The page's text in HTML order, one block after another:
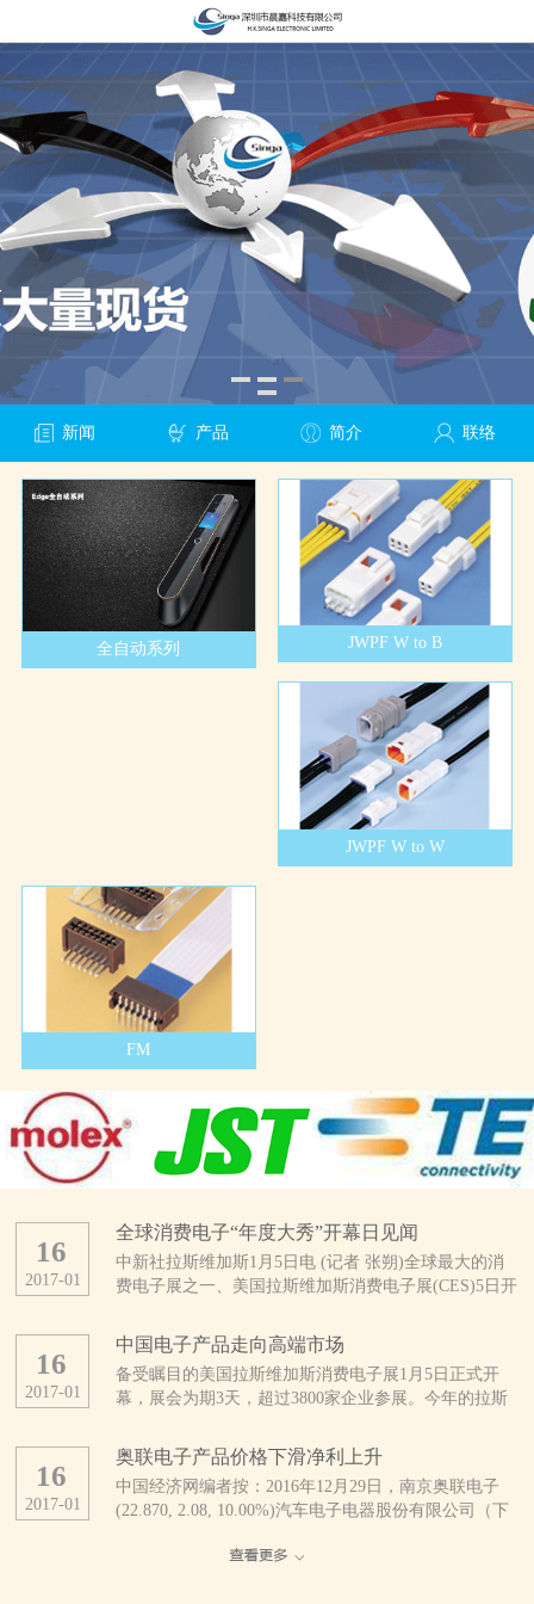
新闻 产品 简介 联络
全自动系列 JWPF W to B
JWPF W to W
FM
全球消费电子“年度大秀”开幕日见闻
中新社拉斯维加斯1月5日电 (记者 张朔)全球最大的消
费电子展之一、美国拉斯维加斯消费电子展(CES)5日开
呈。 当天上午，拉斯维加斯会展中心外，领取证件
的人与找停车位的车都排起了长龙。会展中心内，也是
人头攒动、摩肩接踵。 据CES主办方、美国消费技
术协会统计，今年有3800多家公司及16.5万多人参展，
备、智能终端、健康医疗、无线互联、智能家庭、物联
网等几乎整个消费技术生态系统。 此刻的拉斯维加
斯会展中心，仿佛是电子产品的海洋。为了在这片海洋
中激起更引人注目的浪花，参展者们可谓八仙过海、各
显神通。 来自中国的综合通信解决方案提供商中兴
2017-01
16
中国电子产品走向高端市场
备受瞩目的美国拉斯维加斯消费电子展1月5日正式开
幕，展会为期3天，超过3800家企业参展。今年的拉斯
超过1/3来自中国。 中国厂商推出大量新产品
美国消费技术协会近日发布的报告预计，受美元升值及
全球贸易不确定性增加的影响，2017年全球消费电子产
品支出将继续下降。但分地区看，中国、印度等亚洲新
去几年来，中国已经发展为非常成熟的消费电子市场，
2017-01
16
奥联电子产品价格下滑净利上升
中国经济网编者按：2016年12月29日，南京奥联电子
(22.870, 2.08, 10.00%)汽车电子电器股份有限公司（下
市，股票代码：300585。公司是一家专业研发、生产、
2017-01
16